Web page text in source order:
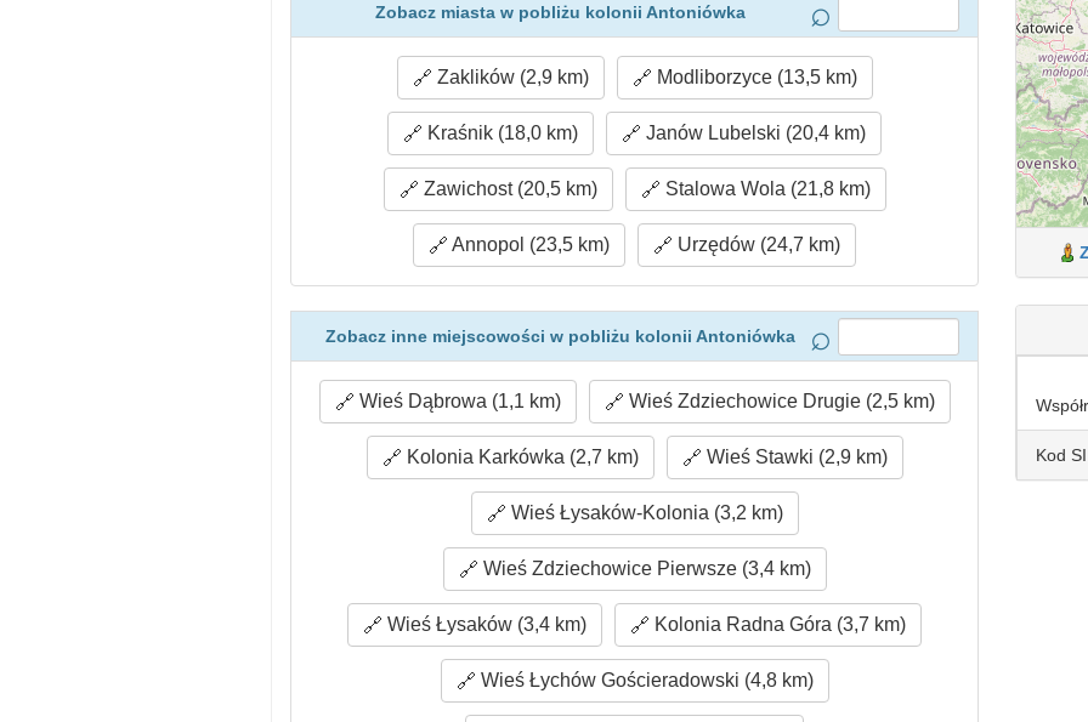
Zobacz miasta w pobliżu kolonii Antoniówka
Zaklików (2,9 km) Modliborzyce (13,5 km)
Kraśnik (18,0 km) Janów Lubelski (20,4 km)
Zawichost (20,5 km) Stalowa Wola (21,8 km)
Annopol (23,5 km) Urzędów (24,7 km)
Zobacz inne miejscowości w pobliżu kolonii Antoniówka
Wieś Dąbrowa (1,1 km) Wieś Zdziechowice Drugie (2,5 km)
Kolonia Karkówka (2,7 km) Wieś Stawki (2,9 km)
Wieś Łysaków-Kolonia (3,2 km)
Wieś Zdziechowice Pierwsze (3,4 km)
Wieś Łysaków (3,4 km) Kolonia Radna Góra (3,7 km)
Wieś Łychów Gościeradowski (4,8 km)
Kod